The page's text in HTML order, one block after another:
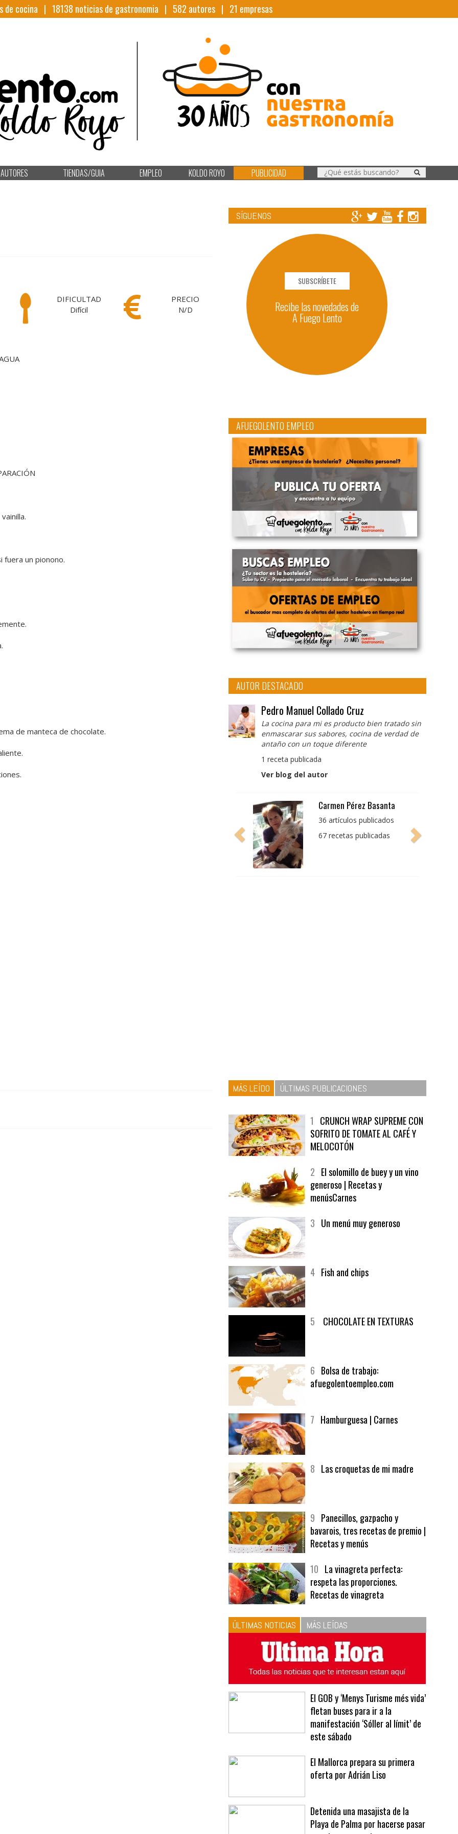
de cocina | 18138 noticias de gastronomia | 582 autores | 21 empresas
AUTORES TIENDAS/GUIA EMPLEO KOLDO ROYO PUBLICIDAD
DIFICULTAD
Difícil
PRECIO
N/D
fuera un pionono.
de manteca de chocolate.
SÍGUENOS
SUBSCRÍBETE
Recibe las novedades de
A Fuego Lento
AFUEGOLENTO EMPLEO
AUTOR DESTACADO
Pedro Manuel Collado Cruz
La cocina para mi es producto bien tratado sin
enmascarar sus sabores, cocina de verdad de
antaño con un toque diferente
1 receta publicada
Ver blog del autor
Pedro Manuel Collado
Cruz
producto bien tratado
MÁS LEÍDO ÚLTIMAS PUBLICACIONES
SOFRITO DE TOMATE AL CAFÉ Y
MELOCOTÓN
generoso | Recetas y
afuegolentoempleo.com
bavarois, tres recetas de premio |
Recetas y menús
respeta las proporciones.
Recetas de vinagreta
ÚLTIMAS NOTICIAS MÁS LEÍDAS
El GOB y ‘Menys Turisme més vida’
manifestación ‘Sóller al límit’ de
este sábado
oferta por Adrián Liso